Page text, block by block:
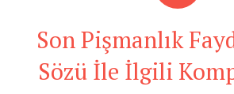
Son Pişmanlık
Sözü İle İlgili